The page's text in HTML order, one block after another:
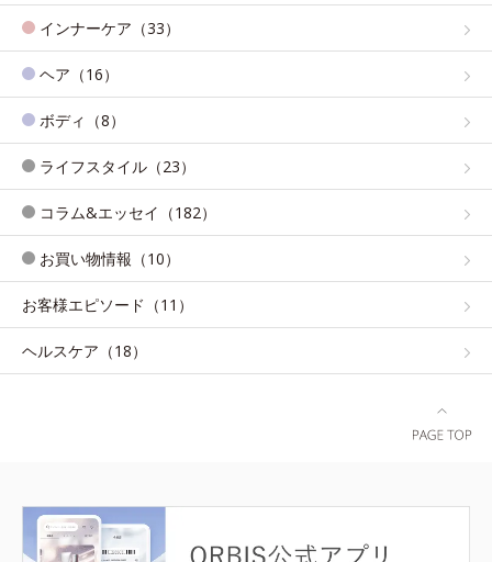
インナーケア（33）
ヘア（16）
ボディ（8）
ライフスタイル（23）
コラム&エッセイ（182）
お買い物情報（10）
お客様エピソード（11）
ヘルスケア（18）